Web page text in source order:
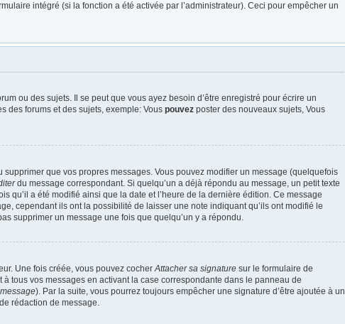
intégré (si la fonction a été activée par l’administrateur). Ceci pour empêcher un
ou des sujets. Il se peut que vous ayez besoin d’être enregistré pour écrire un
des forums et des sujets, exemple: Vous pouvez poster des nouveaux sujets, Vous
que vos propres messages. Vous pouvez modifier un message (quelquefois
du message correspondant. Si quelqu’un a déjà répondu au message, un petit texte
qu’il a été modifié ainsi que la date et l’heure de la dernière édition. Ce message
cependant ils ont la possibilité de laisser une note indiquant qu’ils ont modifié le
supprimer un message une fois que quelqu’un y a répondu.
Une fois créée, vous pouvez cocherAttacher sa signature sur le formulaire de
tous vos messages en activant la case correspondante dans le panneau de
). Par la suite, vous pourrez toujours empêcher une signature d’être ajoutée à un
rédaction de message.